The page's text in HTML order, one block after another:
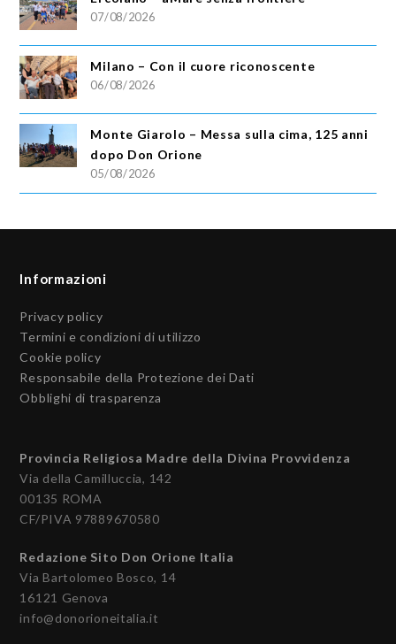
07/08/2026
Milano – Con il cuore riconoscente
06/08/2026
Monte Giarolo – Messa sulla cima, 125 anni
dopo Don Orione
05/08/2026
Informazioni
Privacy policy
Termini e condizioni di utilizzo
Cookie policy
Responsabile della Protezione dei Dati
Obblighi di trasparenza
Provincia Religiosa Madre della Divina Provvidenza
Via della Camilluccia, 142
00135 ROMA
CF/PIVA 97889670580
Redazione Sito Don Orione Italia
Via Bartolomeo Bosco, 14
16121 Genova
info@donorioneitalia.it